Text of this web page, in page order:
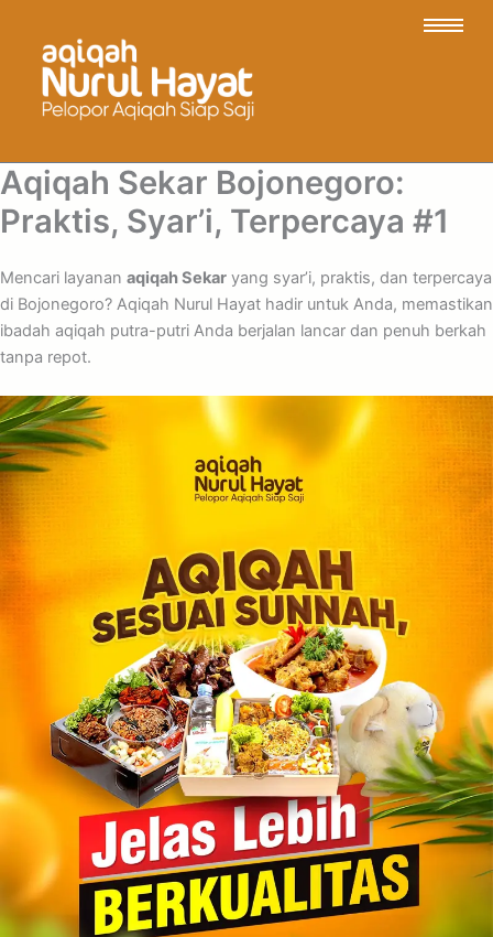
Aqiqah Sekar Bojonegoro:
Praktis, Syar’i, Terpercaya #1
Mencari layanan aqiqah Sekar yang syar’i, praktis, dan terpercaya
di Bojonegoro? Aqiqah Nurul Hayat hadir untuk Anda, memastikan
ibadah aqiqah putra-putri Anda berjalan lancar dan penuh berkah
tanpa repot.